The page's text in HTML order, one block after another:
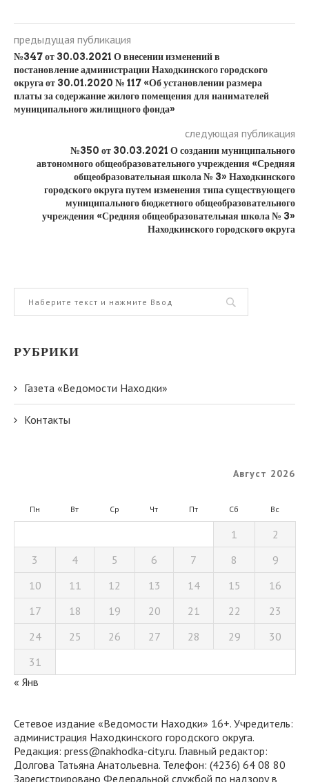
предыдущая публикация
№347 от 30.03.2021 О внесении изменений в
постановление администрации Находкинского городского
округа от 30.01.2020 № 117 «Об установлении размера
платы за содержание жилого помещения для нанимателей
муниципального жилищного фонда»
следующая публикация
№350 от 30.03.2021 О создании муниципального
автономного общеобразовательного учреждения «Средняя
общеобразовательная школа № 3» Находкинского
городского округа путем изменения типа существующего
муниципального бюджетного общеобразовательного
учреждения «Средняя общеобразовательная школа № 3»
Находкинского городского округа
РУБРИКИ
Газета «Ведомости Находки»
Контакты
Август 2026
Пн Вт Ср Чт Пт Сб Вс
1
2
3
4 5 6 7 8
9
10
11 12 13 14 15
16
17
18 19 20 21 22
23
24
25 26 27 28 29
30
31
« Янв
Сетевое издание «Ведомости Находки» 16+. Учредитель:
администрация Находкинского городского округа.
Редакция: press@nakhodka-city.ru. Главный редактор:
Долгова Татьяна Анатольевна. Телефон: (4236) 64 08 80
Зарегистрировано Федеральной службой по надзору в